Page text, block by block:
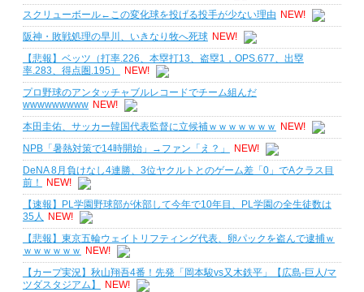
スクリューボール←この変化球を投げる投手が少ない理由 NEW!
阪神・敗戦処理の早川、いきなり牧へ死球 NEW!
【悲報】ベッツ（打率.226、本塁打13、盗塁1，OPS.677、出塁
率.283、得点圏.195）
NEW!
プロ野球のアンタッチャブルレコードでチーム組んだ
wwwwwwwww NEW!
本田圭佑、サッカー韓国代表監督に立候補ｗｗｗｗｗｗｗ
NEW!
NPB「暑熱対策で14時開始」→ファン「え？」
NEW!
DeNA 8月負けなし4連勝、3位ヤクルトとのゲーム差「0」でAクラス目
前！
NEW!
【速報】PL学園野球部が休部して今年で10年目、PL学園の全生徒数は
35人
NEW!
【悲報】東京五輪ウェイトリフティング代表、卵パックを盗んで逮捕ｗ
ｗｗｗｗｗｗ
NEW!
【カープ実況】秋山翔吾4番！先発「岡本駿vs又木鉄平」【広島-巨人/マ
ツダスタジアム】
NEW!